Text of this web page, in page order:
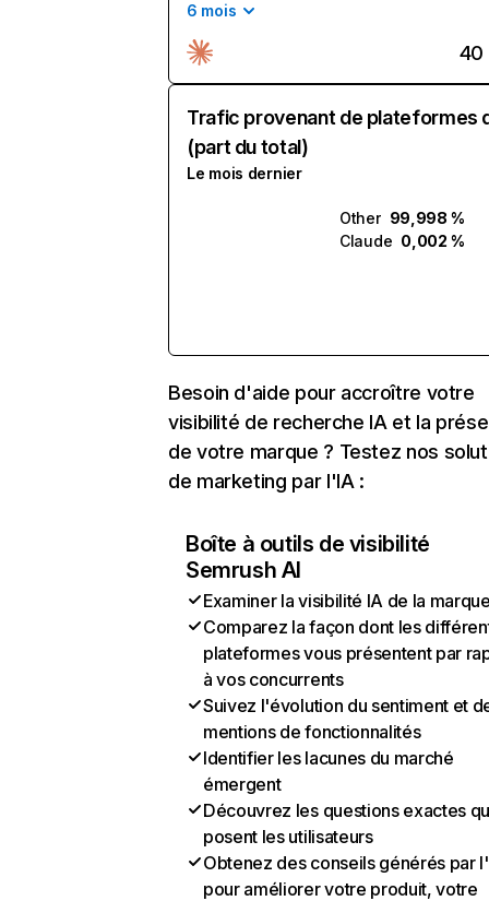
6 mois
40
Trafic provenant de plateformes
(part du total)
Le mois dernier
Other 99,998 %
Claude 0,002 %
Besoin d'aide pour accroître votre
visibilité de recherche IA et la
de votre marque ? Testez nos
de marketing par l'IA :
Boîte à outils de visibilité
Semrush AI
Examiner la visibilité IA de la
Comparez la façon dont les
plateformes vous présentent par
à vos concurrents
Suivez l'évolution du sentiment et
mentions de fonctionnalités
Identifier les lacunes du marché
émergent
Découvrez les questions exactes
posent les utilisateurs
Obtenez des conseils générés par
pour améliorer votre produit, votre